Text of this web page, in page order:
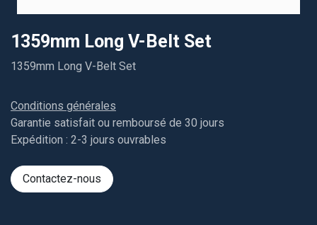
1359mm Long V-Belt Set
1359mm Long V-Belt Set
Conditions générales
Garantie satisfait ou remboursé de 30 jours
Expédition : 2-3 jours ouvrables
Contactez-nous